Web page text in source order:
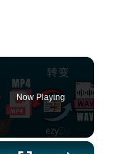
Now Playing
×